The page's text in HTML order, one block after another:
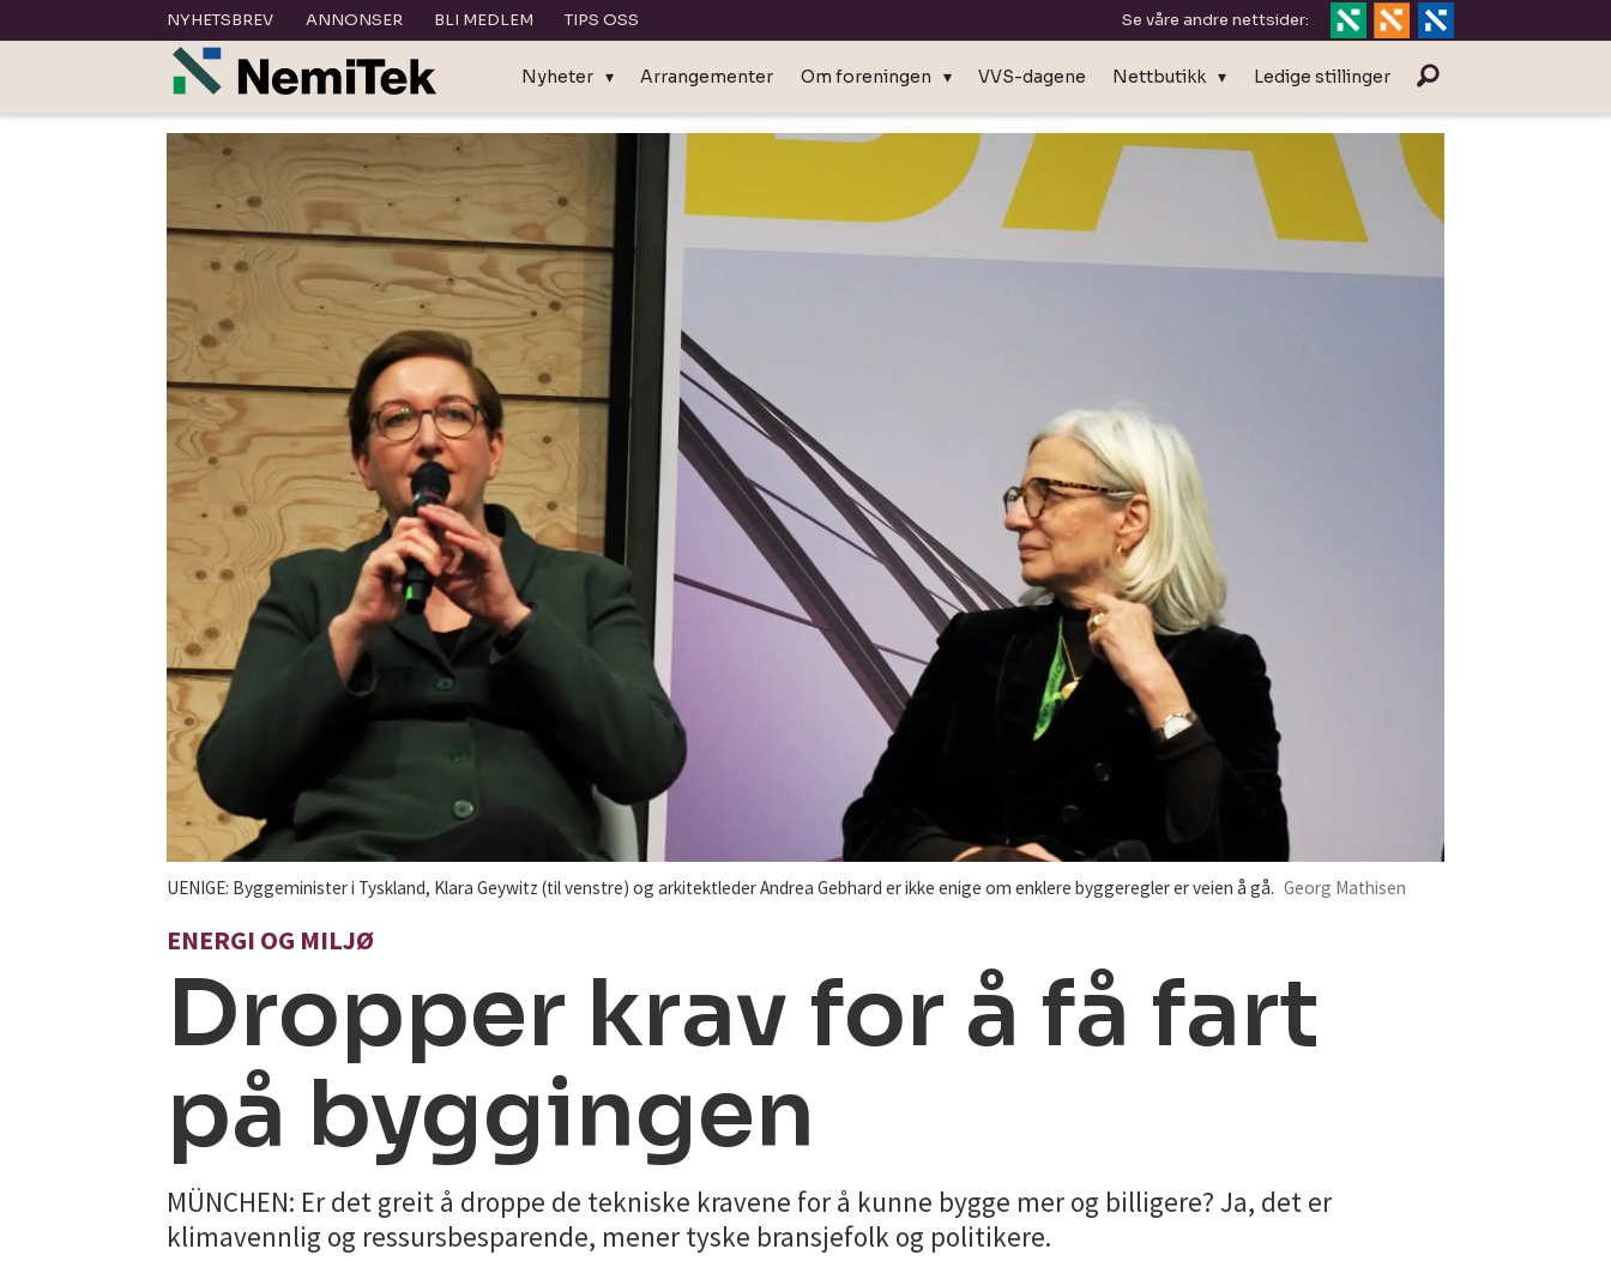
NYHETSBREV ANNONSER BLI MEDLEM TIPS OSS Se våre andre nettsider:
Nyheter Arrangementer Om foreningen VVS-dagene Nettbutikk Ledige stillinger
UENIGE: Byggeminister i Tyskland, Klara Geywitz (til venstre) og arkitektleder Andrea Gebhard er ikke enige om enklere byggeregler er veien å gå. Georg Mathisen
ENERGI OG MILJØ
Dropper krav for å få fart
på byggingen
MÜNCHEN: Er det greit å droppe de tekniske kravene for å kunne bygge mer og billigere? Ja, det er
klimavennlig og ressursbesparende, mener tyske bransjefolk og politikere.